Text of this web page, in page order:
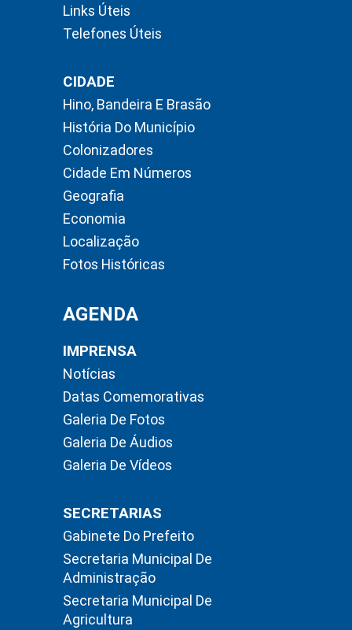
Links Úteis
Telefones Úteis
CIDADE
Hino, Bandeira E Brasão
História Do Município
Colonizadores
Cidade Em Números
Geografia
Economia
Localização
Fotos Históricas
AGENDA
IMPRENSA
Notícias
Datas Comemorativas
Galeria De Fotos
Galeria De Áudios
Galeria De Vídeos
SECRETARIAS
Gabinete Do Prefeito
Secretaria Municipal De
Administração
Secretaria Municipal De
Agricultura